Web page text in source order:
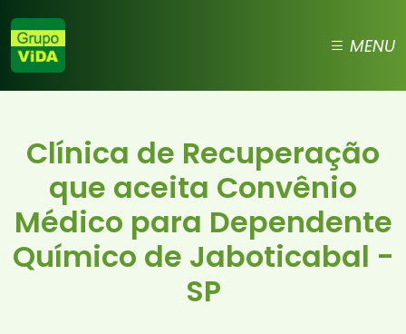
MENU
Clínica de Recuperação
que aceita Convênio
Médico para Dependente
Químico de Jaboticabal -
SP